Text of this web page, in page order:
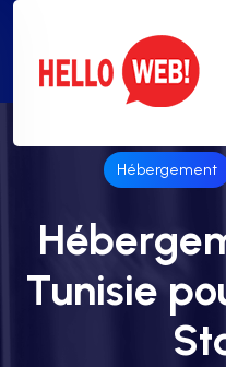
Hébergement
Tunisie